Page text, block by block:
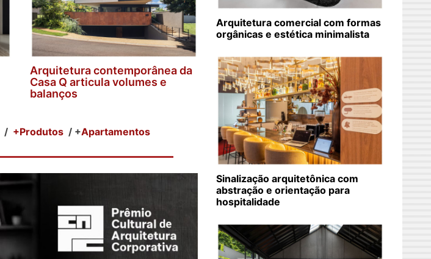
Arquitetura contemporânea da
Casa Q articula volumes e
balanços
/ +Produtos / +Apartamentos
Arquitetura comercial com formas
orgânicas e estética minimalista
Sinalização arquitetônica com
abstração e orientação para
hospitalidade